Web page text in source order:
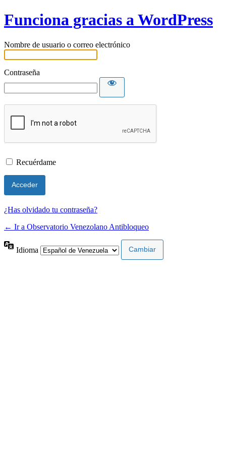
Funciona gracias a WordPress
Nombre de usuario o correo electrónico
Contraseña
Recuérdame
¿Has olvidado tu contraseña?
← Ir a Observatorio Venezolano Antibloqueo
Idioma